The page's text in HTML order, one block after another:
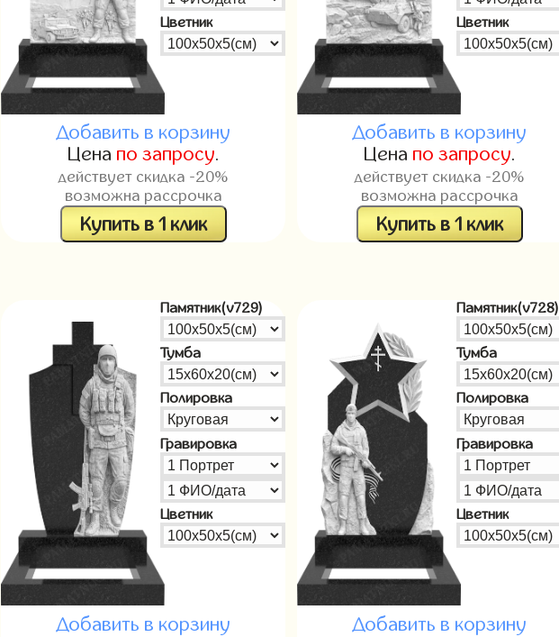
Цветник
Добавить в корзину
Цена по запросу.
действует скидка -20%
возможна рассрочка
Купить в 1 клик
Цветник
Добавить в корзину
Цена по запросу.
действует скидка -20%
возможна рассрочка
Купить в 1 клик
Памятник(v729)
Тумба
Полировка
Гравировка
Цветник
Добавить в корзину
Памятник(v728)
Тумба
Полировка
Гравировка
Цветник
Добавить в корзину